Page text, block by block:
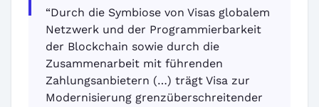
“Durch die Symbiose von Visas globalem
Netzwerk und der Programmierbarkeit
der Blockchain sowie durch die
Zusammenarbeit mit führenden
Zahlungsanbietern (…) trägt Visa zur
Modernisierung grenzüberschreitender